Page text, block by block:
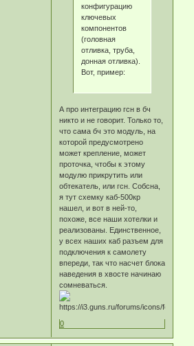
конфигурацию
ключевых
компонентов
(головная
отливка, труба,
донная отливка).
Вот, пример:
А про интеграцию гсн в бч
никто и не говорит. Только то,
что сама бч это модуль, на
которой предусмотрено
может крепление, может
проточка, чтобы к этому
модулю прикрутить или
обтекатель, или гсн. Собсна,
я тут схемку каб-500кр
нашел, и вот в ней-то,
похоже, все наши хотелки и
реализованы. Единственное,
у всех наших каб разъем для
подключения к самолету
впереди, так что насчет блока
наведения в хвосте начинаю
сомневаться.
0